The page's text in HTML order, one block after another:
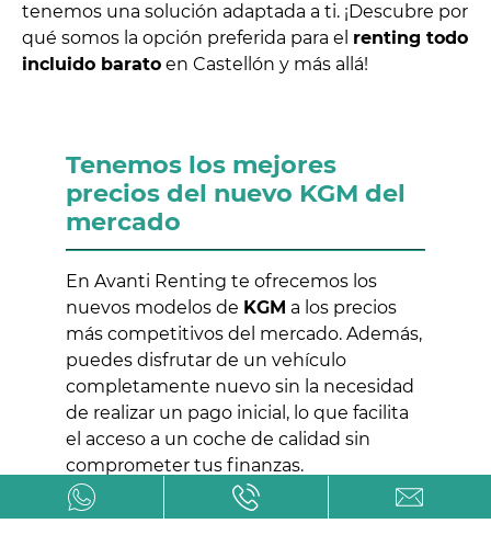
tenemos una solución adaptada a ti. ¡Descubre por
qué somos la opción preferida para el renting todo
incluido barato en Castellón y más allá!
Tenemos los mejores
precios del nuevo KGM del
mercado
En Avanti Renting te ofrecemos los
nuevos modelos de KGM a los precios
más competitivos del mercado. Además,
puedes disfrutar de un vehículo
completamente nuevo sin la necesidad
de realizar un pago inicial, lo que facilita
el acceso a un coche de calidad sin
comprometer tus finanzas.
Todos nuestros vehículos incluyen